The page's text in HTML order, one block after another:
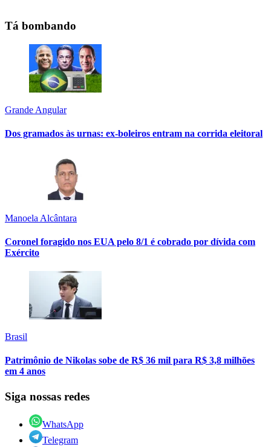
Tá bombando
Grande Angular
Dos gramados às urnas: ex-boleiros entram na corrida eleitoral
Manoela Alcântara
Coronel foragido nos EUA pelo 8/1 é cobrado por dívida com
Exército
Brasil
Patrimônio de Nikolas sobe de R$ 36 mil para R$ 3,8 milhões
em 4 anos
Siga nossas redes
WhatsApp
Telegram